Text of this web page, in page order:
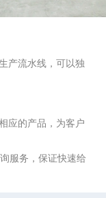
产流水线，可以独
应的产品，为客户
服务，保证快速给